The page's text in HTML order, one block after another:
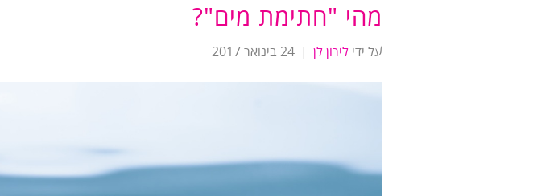
מהי "חתימת מים"?
על ידי לירון לן | 24 בינואר 2017